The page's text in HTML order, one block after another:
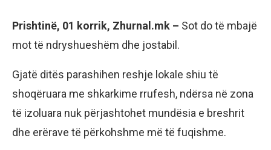
Prishtinë, 01 korrik, Zhurnal.mk – Sot do të mbajë
mot të ndryshueshëm dhe jostabil.
Gjatë ditës parashihen reshje lokale shiu të
shoqëruara me shkarkime rrufesh, ndërsa në zona
të izoluara nuk përjashtohet mundësia e breshrit
dhe erërave të përkohshme më të fuqishme.